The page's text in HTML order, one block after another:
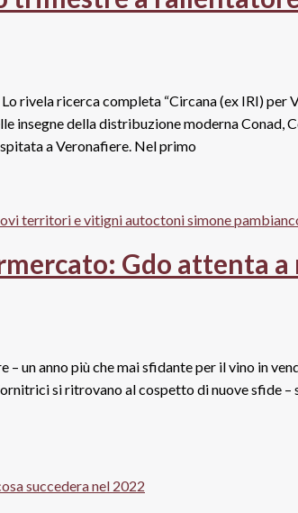
rivela ricerca completa “Circana (ex IRI) per
insegne della distribuzione moderna Conad,
a Veronafiere. Nel primo
Gdo attenta a
– un anno più che mai sfidante per il vino in
si ritrovano al cospetto di nuove sfide –